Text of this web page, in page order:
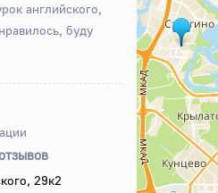
английского,
буду
29к2